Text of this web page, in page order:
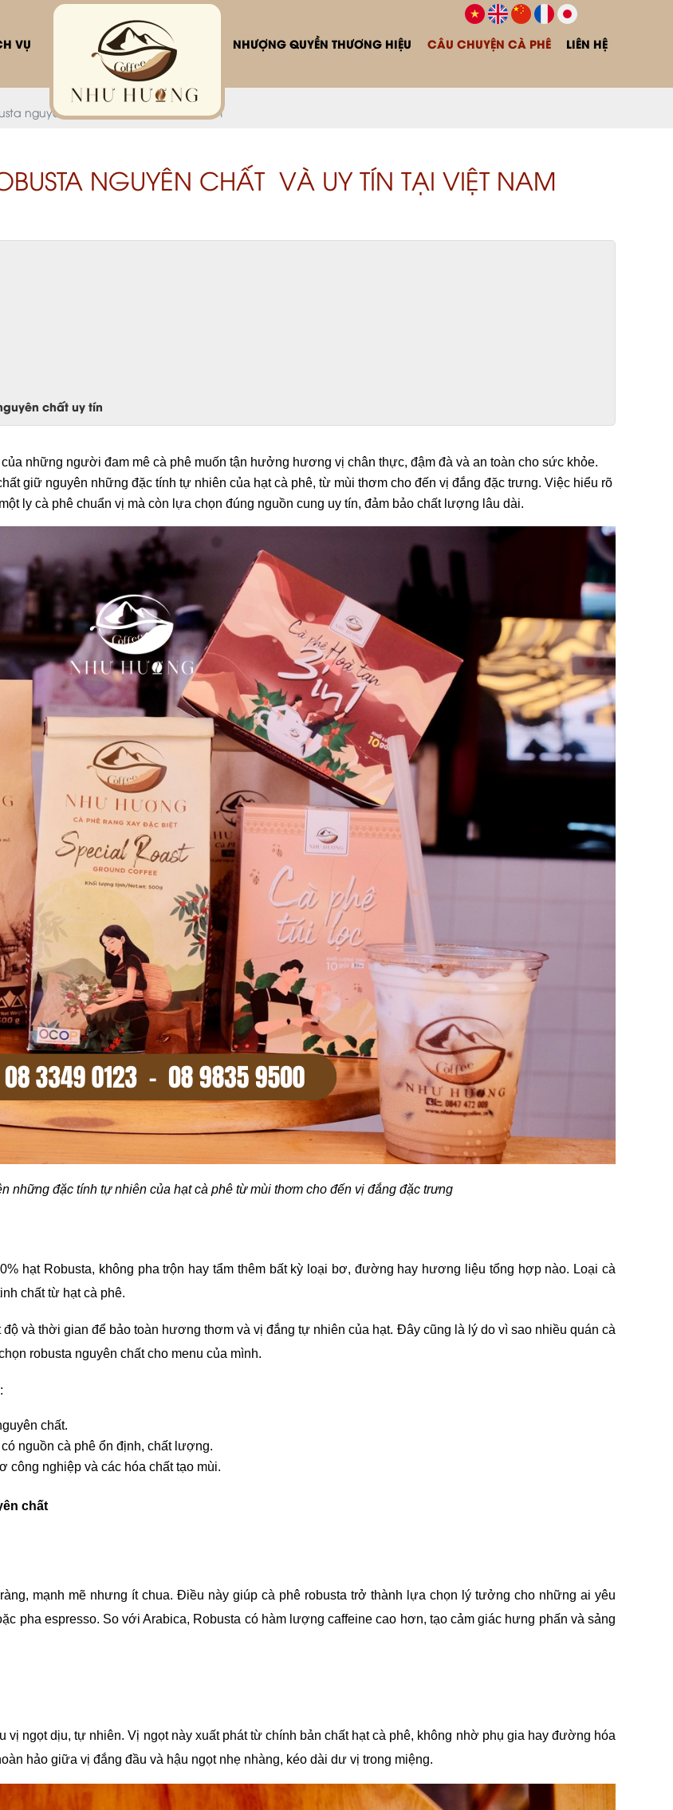
VỤ NHƯỢNG QUYỀN THƯƠNG HIỆU CÂU CHUYỆN CÀ PHÊ LIÊN HỆ
nguyên chất và uy tín tại Việt Nam
NGUYÊN CHẤT VÀ UY TÍN TẠI VIỆT NAM
chất uy tín
những người đam mê cà phê muốn tận hưởng hương vị chân thực, đậm đà và an toàn cho sức khỏe.
giữ nguyên những đặc tính tự nhiên của hạt cà phê, từ mùi thơm cho đến vị đắng đặc trưng. Việc hiểu rõ
ly cà phê chuẩn vị mà còn lựa chọn đúng nguồn cung uy tín, đảm bảo chất lượng lâu dài.
những đặc tính tự nhiên của hạt cà phê từ mùi thơm cho đến vị đắng đặc trưng
hạt Robusta, không pha trộn hay tẩm thêm bất kỳ loại bơ, đường hay hương liệu tổng hợp nào. Loại cà
chất từ hạt cà phê.
và thời gian để bảo toàn hương thơm và vị đắng tự nhiên của hạt. Đây cũng là lý do vì sao nhiều quán cà
robusta nguyên chất cho menu của mình.
chất.
nguồn cà phê ổn định, chất lượng.
công nghiệp và các hóa chất tạo mùi.
chất
mạnh mẽ nhưng ít chua. Điều này giúp cà phê robusta trở thành lựa chọn lý tưởng cho những ai yêu
pha espresso. So với Arabica, Robusta có hàm lượng caffeine cao hơn, tạo cảm giác hưng phấn và sảng
vị ngọt dịu, tự nhiên. Vị ngọt này xuất phát từ chính bản chất hạt cà phê, không nhờ phụ gia hay đường hóa
hảo giữa vị đắng đầu và hậu ngọt nhẹ nhàng, kéo dài dư vị trong miệng.